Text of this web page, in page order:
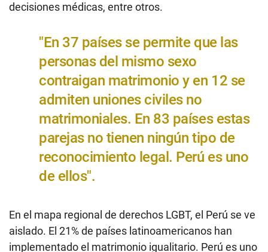
decisiones médicas, entre otros.
"En 37 países se permite que las
personas del mismo sexo
contraigan matrimonio y en 12 se
admiten uniones civiles no
matrimoniales. En 83 países estas
parejas no tienen ningún tipo de
reconocimiento legal. Perú es uno
de ellos".
En el mapa regional de derechos LGBT, el Perú se ve
aislado. El 21% de países latinoamericanos han
implementado el matrimonio igualitario. Perú es uno